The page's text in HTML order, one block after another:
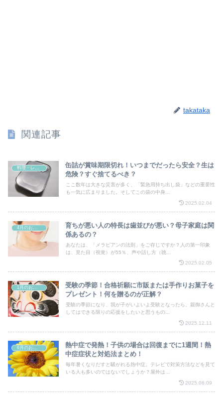
takataka
関連記事
缶詰が賞味期限切れ！いつまでだったら安全？生は
危険？すぐ捨てるべき？
ここ数年は大きな災害が多く、「緊急用持ち出し袋」などの重要性
も一気に広まりました。そしてこの袋の中身...
2025.02.04
育ちが悪い人の特長は歯並びが悪い？母子家庭は関
係あるの？
あなたは、「メラビアンの法則」をご存じですか？人の第一印象
は、見た目（視覚）が55％、声や話し方（聴...
2025.02.05
1月のお祭り
受験の季節！合格祈願に市販または手作りお菓子を
プレゼント！何を贈るのが正解？
受験の季節になり、我が子がいよいよ受験となったら、親御さんと
してはできる限りの応援をしたいと思うもの...
2025.12.11
熱中症で発熱！子供の場合は回復までに1週間！熱
中症症状と対処法まとめ！
毎年暑くなりだすと騒がれる熱中症。テレビで対策方法などを見て
いる人も多いのではないでしょうか？屋外は...
2025.06.09